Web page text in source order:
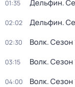
01:35 Дельфин.
02:02 Дельфин.
02:30 Волк. Сезон
03:15 Волк. Сезон
04:00 Волк. Сезон